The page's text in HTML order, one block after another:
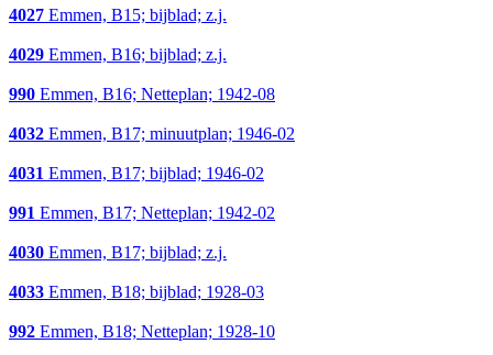
4027 Emmen, B15; bijblad; z.j.
4029 Emmen, B16; bijblad; z.j.
990 Emmen, B16; Netteplan; 1942-08
4032 Emmen, B17; minuutplan; 1946-02
4031 Emmen, B17; bijblad; 1946-02
991 Emmen, B17; Netteplan; 1942-02
4030 Emmen, B17; bijblad; z.j.
4033 Emmen, B18; bijblad; 1928-03
992 Emmen, B18; Netteplan; 1928-10